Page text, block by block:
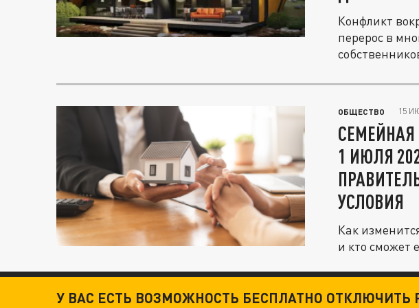
Конфликт
перерос в
ОБЩЕСТВО 15
СЕМЕЙНАЯ
1 ИЮЛЯ
УСЛОВИЯ
Как
и кто сможет
У ВАС ЕСТЬ ВОЗМОЖНОСТЬ БЕСПЛАТНО ОТКЛЮЧИТЬ